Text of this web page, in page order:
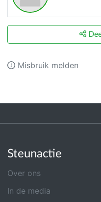
Misbruik melden
Steunactie
Over ons
In de media